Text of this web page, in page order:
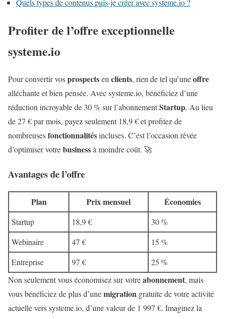
Quels types de contenus puis-je créer avec systeme.io ?
Profiter de l’offre exceptionnelle
systeme.io
Pour convertir vosprospectsen clients, rien de tel qu’uneoffre
alléchante et bien pensée. Avec systeme.io, bénéficiez d’une
réduction incroyable de 30 % sur l’abonnementStartup. Au lieu
de 27 € par mois, payez seulement 18,9 € et profitez de
nombreusesfonctionnalitésincluses. C’est l’occasion rêvée
d’optimiser votrebusinessà moindre coût. 🚀
Avantages de l’offre
Plan Prix mensuel Économies
Startup 18,9 €
30 %
Webinaire
47 €
15 %
Entreprise
97 €
25 %
Non seulement vous économisez sur votreabonnement, mais
vous bénéficiez de plus d’unemigration gratuite de votre activité
actuelle vers systeme.io, d’une valeur de 1 997 €. Imaginez la